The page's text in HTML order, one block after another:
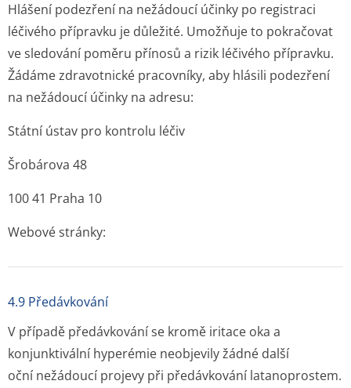
Hlášení podezření na nežádoucí účinky po registraci
léčivého přípravku je důležité. Umožňuje to pokračovat
ve sledování poměru přínosů a rizik léčivého přípravku.
Žádáme zdravotnické pracovníky, aby hlásili podezření
na nežádoucí účinky na adresu:
Státní ústav pro kontrolu léčiv
Šrobárova 48
100 41 Praha 10
Webové stránky:
4.9 Předávkování
V případě předávkování se kromě iritace oka a
konjunktivální hyperémie neobjevily žádné další
oční nežádoucí projevy při předávkování latanoprostem.